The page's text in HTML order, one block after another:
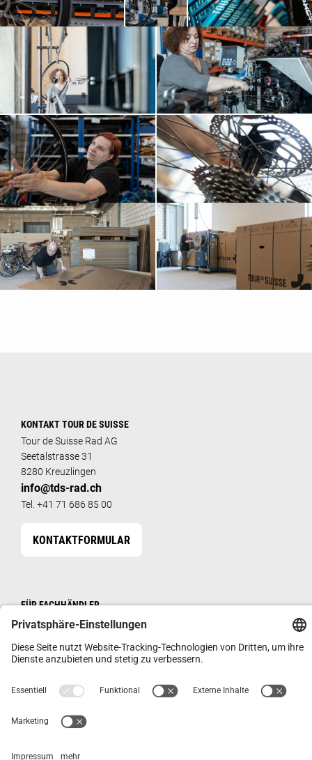
KONTAKT TOUR DE SUISSE
Tour de Suisse Rad AG
Seetalstrasse 31
8280 Kreuzlingen
info@tds-rad.ch
Tel. +41 71 686 85 00
KONTAKTFORMULAR
FÜR FACHHÄNDLER
HÄNDLERSHOP